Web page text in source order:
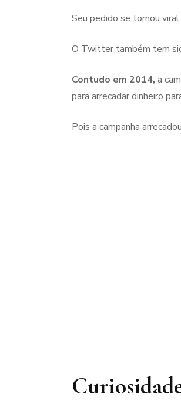
Seu pedido se tornou
O Twitter também tem
Contudo em 2014, a
para arrecadar dinheiro
Pois a campanha